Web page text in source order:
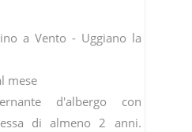
a Vento - Uggiano la
mese
d'albergo con
di almeno 2 anni.